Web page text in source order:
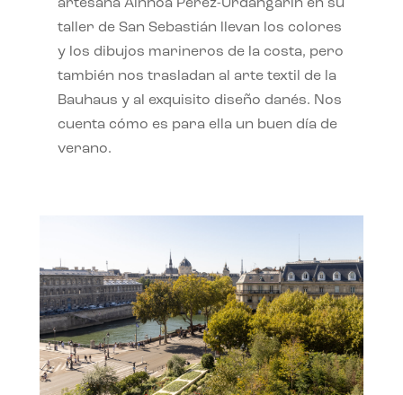
artesana Ainhoa Pérez-Urdangarín en su
taller de San Sebastián llevan los colores
y los dibujos marineros de la costa, pero
también nos trasladan al arte textil de la
Bauhaus y al exquisito diseño danés. Nos
cuenta cómo es para ella un buen día de
verano.